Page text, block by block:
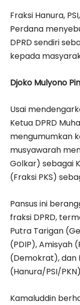
Fraksi Hanura,
Perdana
DPRD sendiri
kepada
Djoko Mulyono
Usai
Ketua DPRD
mengumumkan
musyawarah
Golkar) sebagai
(Fraksi PKS)
Pansus ini
fraksi DPRD,
Putra Tarigan
(PDIP), Amisyah
(Demokrat), dan
(Hanura/PSI/
Kamaluddin